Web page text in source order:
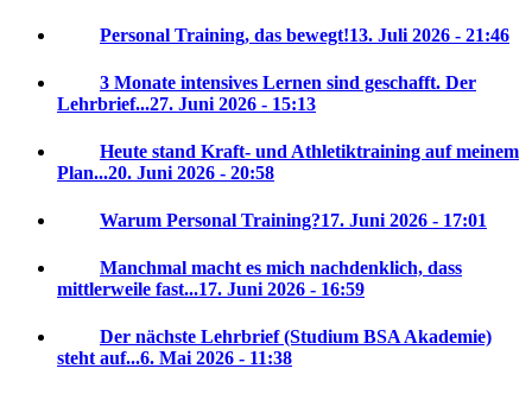
Personal Training, das bewegt!13. Juli 2026 - 21:46
3 Monate intensives Lernen sind geschafft. Der
Lehrbrief...27. Juni 2026 - 15:13
Heute stand Kraft- und Athletiktraining auf meinem
Plan...20. Juni 2026 - 20:58
Warum Personal Training?17. Juni 2026 - 17:01
Manchmal macht es mich nachdenklich, dass
mittlerweile fast...17. Juni 2026 - 16:59
Der nächste Lehrbrief (Studium BSA Akademie)
steht auf...6. Mai 2026 - 11:38